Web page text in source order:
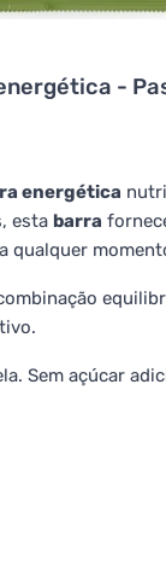
-
energética
esta barra
qualquer
Sem açúcar